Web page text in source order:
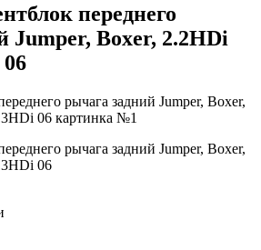
переднего
Jumper, Boxer, 2.2HDi